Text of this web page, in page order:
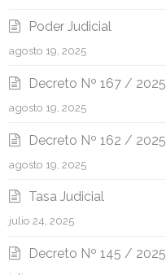
Poder Judicial
agosto 19, 2025
Decreto Nº 167 / 2025
agosto 19, 2025
Decreto Nº 162 / 2025
agosto 19, 2025
Tasa Judicial
julio 24, 2025
Decreto Nº 145 / 2025